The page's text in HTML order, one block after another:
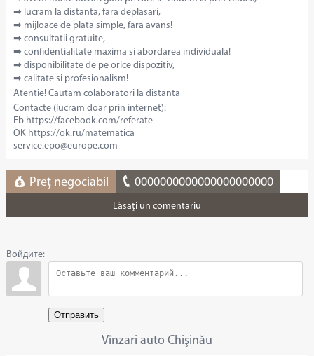
➡ lucram la distanta, fara deplasari,
➡ mijloace de plata simple, fara avans!
➡ consultatii gratuite,
➡ confidentialitate maxima si abordarea individuala!
➡ disponibilitate de pe orice dispozitiv,
➡ calitate si profesionalism!
Atentie! Cautam colaboratori la distanta
Contacte (lucram doar prin internet):
Fb https://facebook.com/referate
OK https://ok.ru/matematica
service.epo@europe.com
Preț negociabil 0000000000000000000000
Lăsaţi un comentariu
Войдите:
Отправить
Vînzari auto Chişinău